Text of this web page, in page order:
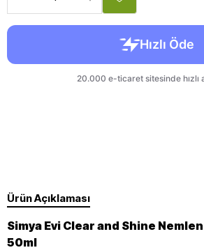
Ürün Açıklaması
Simya Evi Clear and Shine
50ml